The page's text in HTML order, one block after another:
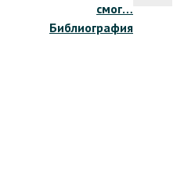
смог…
Библиография